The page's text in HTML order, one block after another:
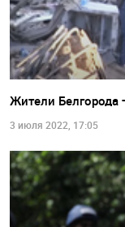
Жители Белгорода
3 июля 2022, 17:05